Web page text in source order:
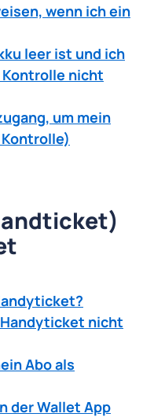
wenn ich ein
leer ist und ich
nicht
um mein
Handyticket nicht
Abo als
der Wallet App